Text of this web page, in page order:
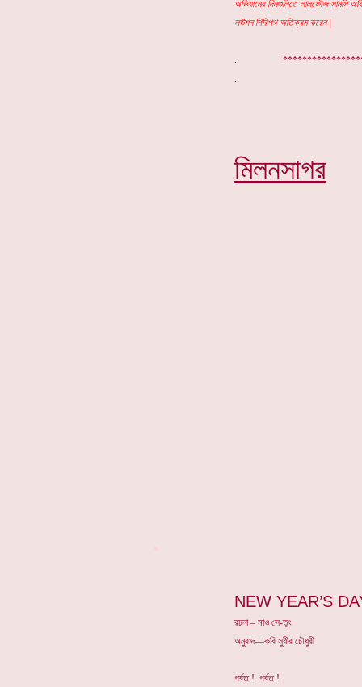
অভিযানের দিনগুলিতে লালফৌজ সানসি
লউশন গিরিপথ অতিক্রম করেন |
.
মিলনসাগর
NEW YEAR’S
রচনা – মাও সে-তুং
অনুবাদ—কবি সুধীর চৌধুরী
পর্বত ! পর্বত !